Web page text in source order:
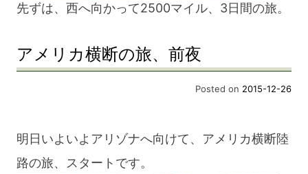
先ずは、西へ向かって2500マイル、3日間の旅。
アメリカ横断の旅、前夜
Posted on 2015-12-26
明日いよいよアリゾナへ向けて、アメリカ横断陸
路の旅、スタートです。